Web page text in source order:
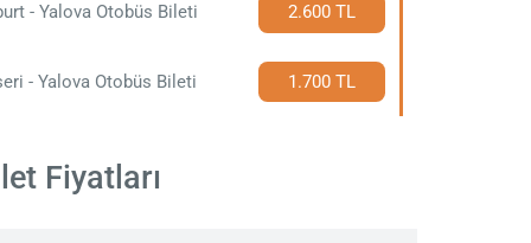
- Yalova Otobüs Bileti 2.600 TL
- Yalova Otobüs Bileti 1.700 TL
Fiyatları